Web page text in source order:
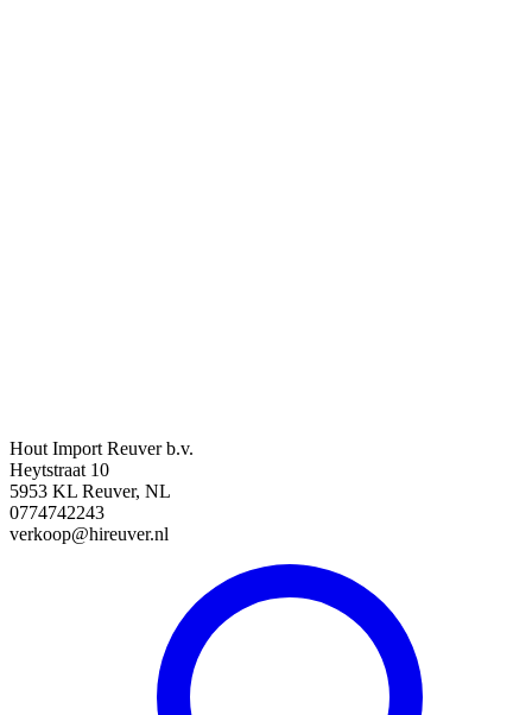
Hout Import Reuver b.v.
Heytstraat 10
5953 KL Reuver, NL
0774742243
verkoop@hireuver.nl